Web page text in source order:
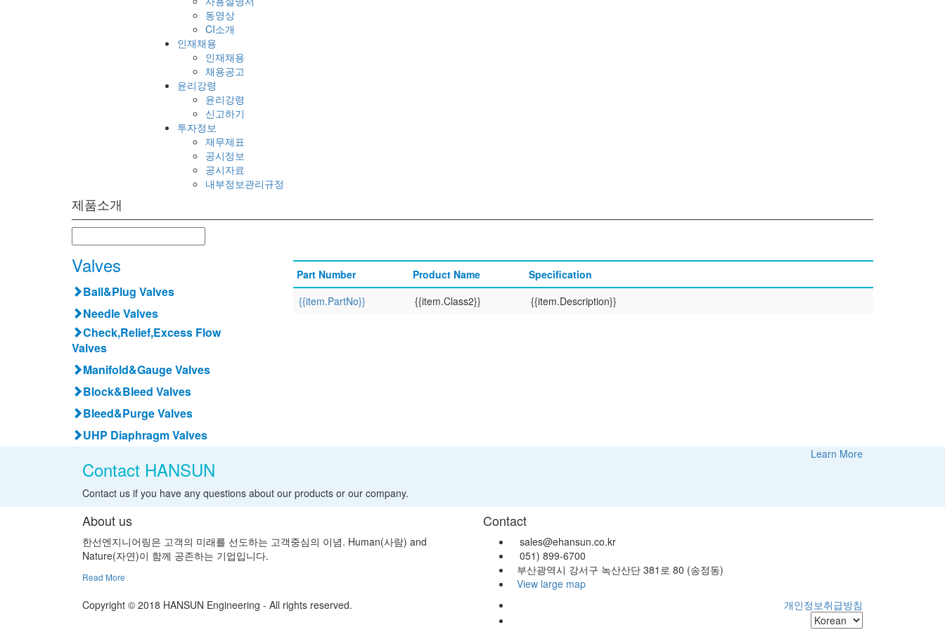
동영상
CI소개
인재채용
인재채용
채용공고
윤리강령
윤리강령
신고하기
투자정보
재무제표
공시정보
공시자료
내부정보관리규정
제품소개
Valves
Ball&Plug Valves
Needle Valves
Check,Relief,Excess Flow
Valves
Manifold&Gauge Valves
Block&Bleed Valves
Bleed&Purge Valves
UHP Diaphragm Valves
Part Number Product Name
Specification
{{item.PartNo}}
{{item.Class2}} {{item.Description}}
Contact HANSUN
Contact us if you have any questions about our products or our company.
Learn More
About us
한선엔지니어링은 고객의 미래를 선도하는 고객중심의 이념. Human(사람) and
Nature(자연)이 함께 공존하는 기업입니다.
Read More
Contact
sales@ehansun.co.kr
051) 899-6700
부산광역시 강서구 녹산산단 381로 80 (송정동)
View large map
Copyright © 2018 HANSUN Engineering - All rights reserved.
개인정보취급방침